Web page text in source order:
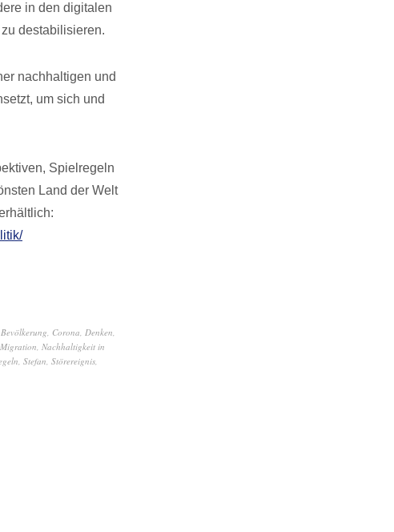
in den digitalen
destabilisieren.
nachhaltigen und
um sich und
Spielregeln
Land der Welt
Bevölkerung, Corona, Denken,
Migration, Nachhaltigkeit in
, Stefan, Störereignis,